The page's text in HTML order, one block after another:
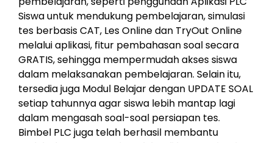
Siswa untuk mendukung pembelajaran, simulasi
tes berbasis CAT, Les Online dan TryOut Online
melalui aplikasi, fitur pembahasan soal secara
GRATIS, sehingga mempermudah akses siswa
dalam melaksanakan pembelajaran. Selain itu,
tersedia juga Modul Belajar dengan UPDATE SOAL
setiap tahunnya agar siswa lebih mantap lagi
dalam mengasah soal-soal persiapan tes.
Bimbel PLC juga telah berhasil membantu